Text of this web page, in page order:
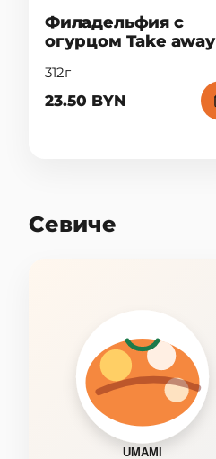
Филадельфия с
огурцом Take away
312г
23.50 BYN
Севиче